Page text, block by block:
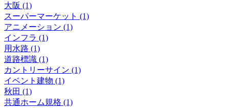
大阪 (1)
スーパーマーケット (1)
アニメーション (1)
インフラ (1)
用水路 (1)
道路標識 (1)
カントリーサイン (1)
イベント建物 (1)
秋田 (1)
共通ホーム規格 (1)